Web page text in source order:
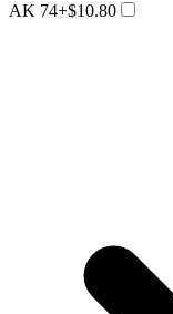
AK 74+$10.80